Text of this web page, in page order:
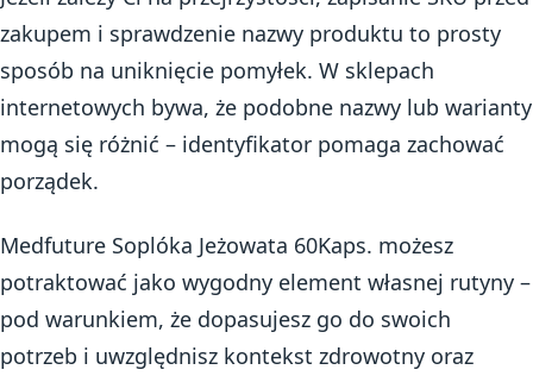
zakupem i sprawdzenie nazwy produktu to prosty
sposób na uniknięcie pomyłek. W sklepach
internetowych bywa, że podobne nazwy lub warianty
mogą się różnić – identyfikator pomaga zachować
porządek.
Medfuture Soplóka Jeżowata 60Kaps. możesz
potraktować jako wygodny element własnej rutyny –
pod warunkiem, że dopasujesz go do swoich
potrzeb i uwzględnisz kontekst zdrowotny oraz